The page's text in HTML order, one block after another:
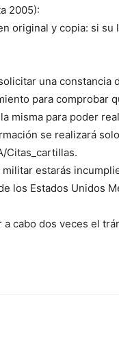
2005):
original y copia: si su
una constancia
para comprobar
misma para poder
se realizará
Citas_cartillas.
estarás
los Estados Unidos
cabo dos veces el